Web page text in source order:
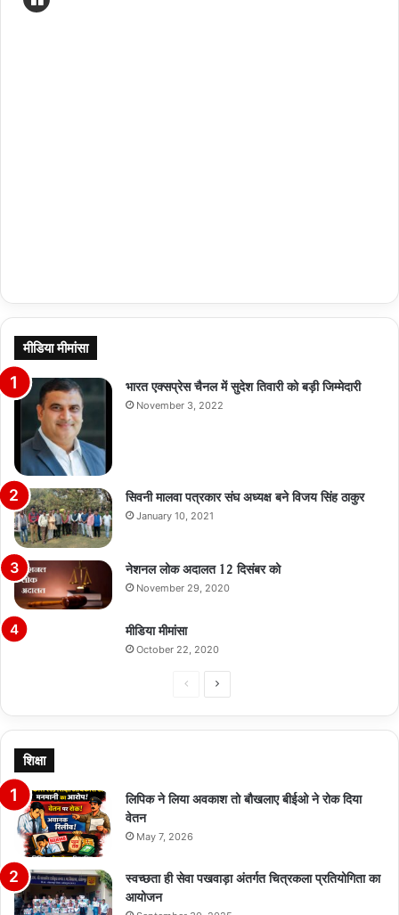
मीडिया मीमांसा
भारत एक्सप्रेस चैनल में सुदेश तिवारी को बड़ी जिम्मेदारी
November 3, 2022
सिवनी मालवा पत्रकार संघ अध्यक्ष बने विजय सिंह ठाकुर
January 10, 2021
नेशनल लोक अदालत 12 दिसंबर को
November 29, 2020
मीडिया मीमांसा
October 22, 2020
PreviousNext
शिक्षा
लिपिक ने लिया अवकाश तो बौखलाए बीईओ ने रोक दिया
वेतन
May 7, 2026
स्वच्छता ही सेवा पखवाड़ा अंतर्गत चित्रकला प्रतियोगिता का
आयोजन